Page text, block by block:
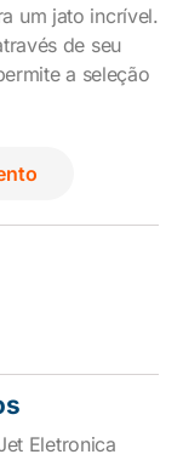
um jato incrível.
de seu
a seleção
Eletronica